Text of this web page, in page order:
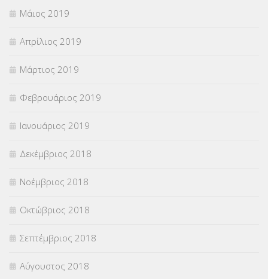
Μάιος 2019
Απρίλιος 2019
Μάρτιος 2019
Φεβρουάριος 2019
Ιανουάριος 2019
Δεκέμβριος 2018
Νοέμβριος 2018
Οκτώβριος 2018
Σεπτέμβριος 2018
Αύγουστος 2018